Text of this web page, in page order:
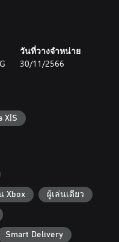
Stick to the traffic rules
co-op multiplayer. Join
and expand your
safely to their
Explore a vast
across the map.
วันที่วางจำหน่าย
30/11/2566
X|S
Xbox ผู้เล่นเดียว
Smart Delivery